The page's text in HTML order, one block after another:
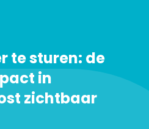
te sturen: de
in
zichtbaar